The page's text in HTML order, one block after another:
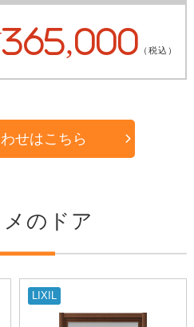
（税込）
せはこちら
のドア
LIXIL